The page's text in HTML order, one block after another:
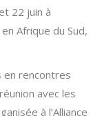
22 juin à
Afrique du Sud,
en rencontres
avec les
à l’Alliance